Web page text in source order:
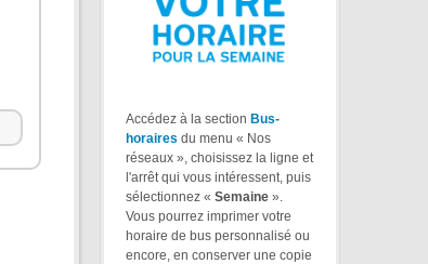
Accédez à la section Bus-
horaires du menu « Nos
réseaux », choisissez la ligne et
l'arrêt qui vous intéressent, puis
sélectionnez « Semaine ».
Vous pourrez imprimer votre
horaire de bus personnalisé ou
encore, en conserver une copie